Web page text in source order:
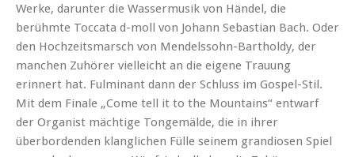
Werke, darunter die Wassermusik von Händel, die
berühmte Toccata d-moll von Johann Sebastian Bach. Oder
den Hochzeitsmarsch von Mendelssohn-Bartholdy, der
manchen Zuhörer vielleicht an die eigene Trauung
erinnert hat. Fulminant dann der Schluss im Gospel-Stil.
Mit dem Finale „Come tell it to the Mountains“ entwarf
der Organist mächtige Tongemälde, die in ihrer
überbordenden klanglichen Fülle seinem grandiosen Spiel